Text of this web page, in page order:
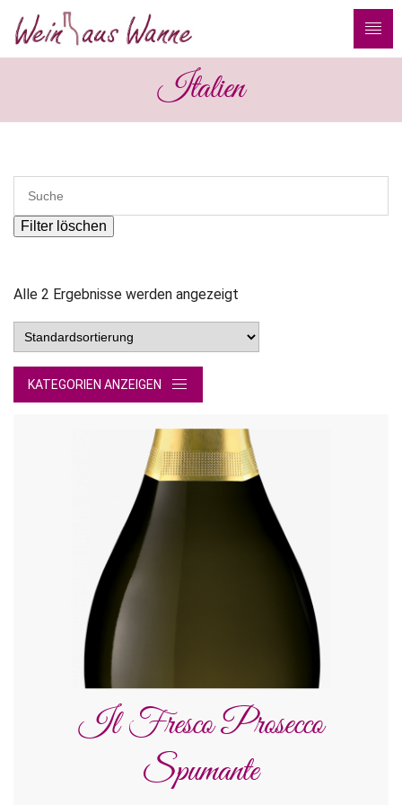
Italien
Filter löschen
Alle 2 Ergebnisse werden angezeigt
KATEGORIEN ANZEIGEN
Il Fresco Prosecco
Spumante